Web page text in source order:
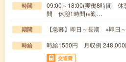
時間
09:00～18:00(実働8時間 休
間 休憩1時間)※勤…
期間 【急募】即日～長期 ※即日～
時給 時給1550円 月収例 248,000
交通費